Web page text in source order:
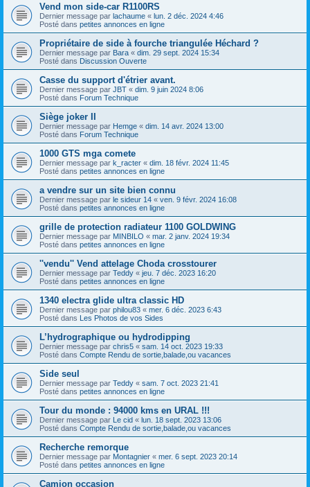
Vend mon side-car R1100RS
Dernier message par lachaume « lun. 2 déc. 2024 4:46
Posté dans petites annonces en ligne
Propriétaire de side à fourche triangulée Héchard ?
Dernier message par Bara « dim. 29 sept. 2024 15:34
Posté dans Discussion Ouverte
Casse du support d'étrier avant.
Dernier message par JBT « dim. 9 juin 2024 8:06
Posté dans Forum Technique
Siège joker II
Dernier message par Hemge « dim. 14 avr. 2024 13:00
Posté dans Forum Technique
1000 GTS mga comete
Dernier message par k_racter « dim. 18 févr. 2024 11:45
Posté dans petites annonces en ligne
a vendre sur un site bien connu
Dernier message par le sideur 14 « ven. 9 févr. 2024 16:08
Posté dans petites annonces en ligne
grille de protection radiateur 1100 GOLDWING
Dernier message par MINBILO « mar. 2 janv. 2024 19:34
Posté dans petites annonces en ligne
''vendu'' Vend attelage Choda crosstourer
Dernier message par Teddy « jeu. 7 déc. 2023 16:20
Posté dans petites annonces en ligne
1340 electra glide ultra classic HD
Dernier message par philou83 « mer. 6 déc. 2023 6:43
Posté dans Les Photos de vos Sides
L’hydrographique ou hydrodipping
Dernier message par chris5 « sam. 14 oct. 2023 19:33
Posté dans Compte Rendu de sortie,balade,ou vacances
Side seul
Dernier message par Teddy « sam. 7 oct. 2023 21:41
Posté dans petites annonces en ligne
Tour du monde : 94000 kms en URAL !!!
Dernier message par Le cid « lun. 18 sept. 2023 13:06
Posté dans Compte Rendu de sortie,balade,ou vacances
Recherche remorque
Dernier message par Montagnier « mer. 6 sept. 2023 20:14
Posté dans petites annonces en ligne
Camion occasion